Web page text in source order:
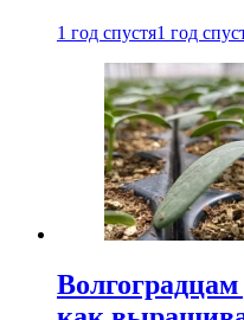
1 год спустя1 год
Волгоградцам